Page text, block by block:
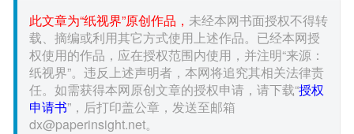
此文章为“纸视界”原创作品， 未经本网书面授权不得转
载、摘编或利用其它方式使用上述作品。已经本网授
权使用的作品，应在授权范围内使用，并注明“来源：
纸视界”。违反上述声明者，本网将追究其相关法律责
任。如需获得本网原创文章的授权申请，请下载“授权
申请书”，后打印盖公章，发送至邮箱
dx@paperinsight.net。